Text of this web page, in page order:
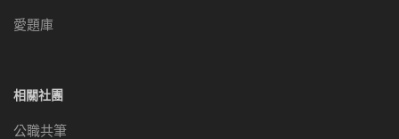
愛題庫
相關社團
公職共筆